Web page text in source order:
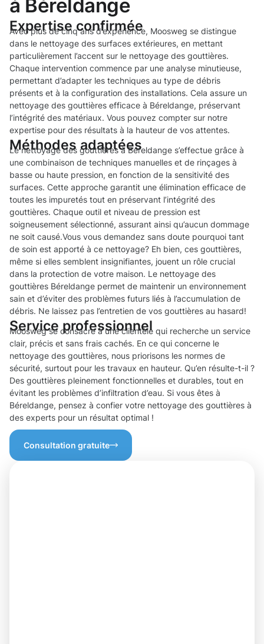
à Béreldange
Expertise confirmée
Avec plus de cinq ans d’expérience, Moosweg se distingue
dans le nettoyage des surfaces extérieures, en mettant
particulièrement l’accent sur le nettoyage des gouttières.
Chaque intervention commence par une analyse minutieuse,
permettant d’adapter les techniques au type de débris
présents et à la configuration des installations. Cela assure un
nettoyage des gouttières efficace à Béreldange, préservant
l’intégrité des matériaux. Vous pouvez compter sur notre
expertise pour des résultats à la hauteur de vos attentes.
Méthodes adaptées
Le nettoyage des gouttières à Béreldange s’effectue grâce à
une combinaison de techniques manuelles et de rinçages à
basse ou haute pression, en fonction de la sensitivité des
surfaces. Cette approche garantit une élimination efficace de
toutes les impuretés tout en préservant l’intégrité des
gouttières. Chaque outil et niveau de pression est
soigneusement sélectionné, assurant ainsi qu’aucun dommage
ne soit causé.Vous vous demandez sans doute pourquoi tant
de soin est apporté à ce nettoyage? Eh bien, ces gouttières,
même si elles semblent insignifiantes, jouent un rôle crucial
dans la protection de votre maison. Le nettoyage des
gouttières Béreldange permet de maintenir un environnement
sain et d’éviter des problèmes futurs liés à l’accumulation de
débris. Ne laissez pas l’entretien de vos gouttières au hasard!
Service professionnel
Moosweg se consacre à une clientèle qui recherche un service
clair, précis et sans frais cachés. En ce qui concerne le
nettoyage des gouttières, nous priorisons les normes de
sécurité, surtout pour les travaux en hauteur. Qu’en résulte-t-il ?
Des gouttières pleinement fonctionnelles et durables, tout en
évitant les problèmes d’infiltration d’eau. Si vous êtes à
Béreldange, pensez à confier votre nettoyage des gouttières à
des experts pour un résultat optimal !
Consultation gratuite